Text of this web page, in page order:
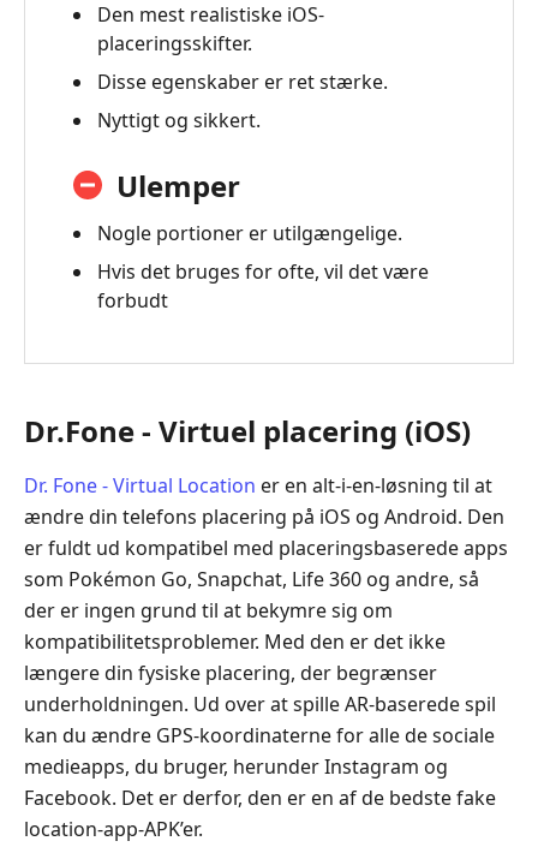
Den mest realistiske iOS-
placeringsskifter.
Disse egenskaber er ret stærke.
Nyttigt og sikkert.
Ulemper
Nogle portioner er utilgængelige.
Hvis det bruges for ofte, vil det være
forbudt
Dr.Fone - Virtuel placering (iOS)
Dr. Fone - Virtual Location er en alt-i-en-løsning til at
ændre din telefons placering på iOS og Android. Den
er fuldt ud kompatibel med placeringsbaserede apps
som Pokémon Go, Snapchat, Life 360 og andre, så
der er ingen grund til at bekymre sig om
kompatibilitetsproblemer. Med den er det ikke
længere din fysiske placering, der begrænser
underholdningen. Ud over at spille AR-baserede spil
kan du ændre GPS-koordinaterne for alle de sociale
medieapps, du bruger, herunder Instagram og
Facebook. Det er derfor, den er en af de bedste fake
location-app-APK’er.